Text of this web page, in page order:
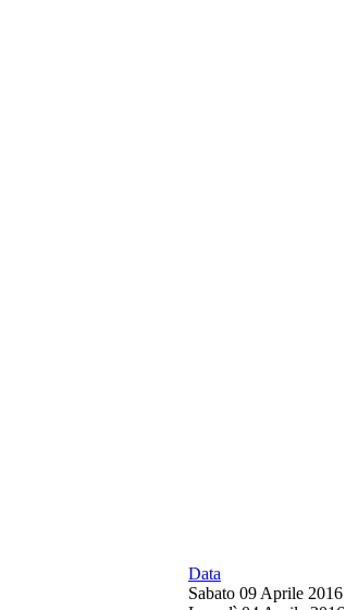
Data
Sabato 09 Aprile 2016